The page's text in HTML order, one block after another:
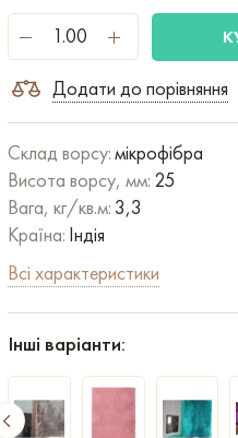
Додати до порівняння
Склад ворсу:мікрофібра
Висота ворсу, мм: 25
Вага, кг/кв.м: 3,3
Країна: Індія
Всі характеристики
Інші варіанти: